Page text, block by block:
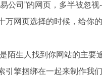
公司”的网页，多半被忽视
万网页选择的时候，给你
陌生人找到你网站的主要
引擎捆绑在一起来制作我们